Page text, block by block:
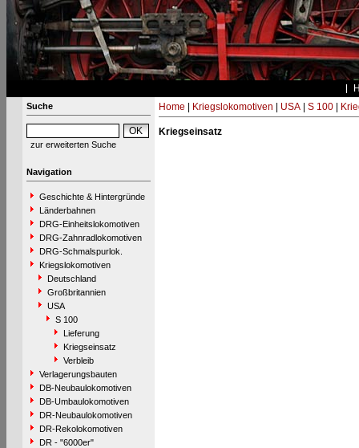
Suche
zur erweiterten Suche
Navigation
Geschichte & Hintergründe
Länderbahnen
DRG-Einheitslokomotiven
DRG-Zahnradlokomotiven
DRG-Schmalspurlok.
Kriegslokomotiven
Deutschland
Großbritannien
USA
S 100
Lieferung
Kriegseinsatz
Verbleib
Verlagerungsbauten
DB-Neubaulokomotiven
DB-Umbaulokomotiven
DR-Neubaulokomotiven
DR-Rekolokomotiven
DR - "6000er"
Home Kriegslokomotiven USA| S 100|
Kriegseinsatz